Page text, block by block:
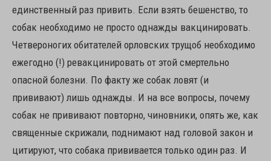
единственный раз привить. Если взять бешенство, то
собак необходимо не просто однажды вакцинировать.
Четвероногих обитателей орловских трущоб необходимо
ежегодно (!) ревакцинировать от этой смертельно
опасной болезни. По факту же собак ловят (и
прививают) лишь однажды. И на все вопросы, почему
собак не прививают повторно, чиновники, опять же, как
священные скрижали, поднимают над головой закон и
цитируют, что собака прививается только один раз. И